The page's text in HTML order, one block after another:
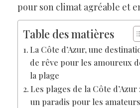
pour son climat agréable et
Table des matières
La Côte d’Azur, une
de rêve pour les amoureux
la plage
Les plages de la Côte d’Azur :
un paradis pour les amateurs